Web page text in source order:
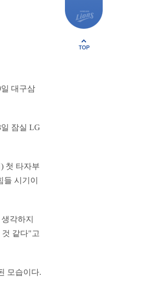
대구삼
잠실 LG
첫 타자부
시기이
각하지
같다"고
모습이다.